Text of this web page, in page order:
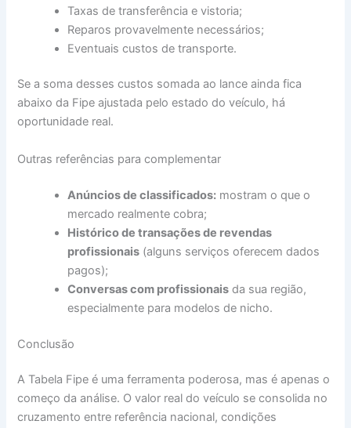
Taxas de transferência e vistoria;
Reparos provavelmente necessários;
Eventuais custos de transporte.
Se a soma desses custos somada ao lance ainda fica
abaixo da Fipe ajustada pelo estado do veículo, há
oportunidade real.
Outras referências para complementar
Anúncios de classificados: mostram o que o
mercado realmente cobra;
Histórico de transações de revendas
profissionais (alguns serviços oferecem dados
pagos);
Conversas com profissionais da sua região,
especialmente para modelos de nicho.
Conclusão
A Tabela Fipe é uma ferramenta poderosa, mas é apenas o
começo da análise. O valor real do veículo se consolida no
cruzamento entre referência nacional, condições